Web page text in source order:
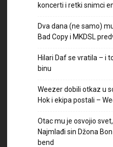
koncerti i retki snimci
Dva dana (ne samo)
Bad Copy i MKDSL
Hilari Daf se vratila – i
binu
Weezer dobili otkaz u
Hok i ekipa postali –
Otac mu je osvojio
Najmlađi sin Džona
bend